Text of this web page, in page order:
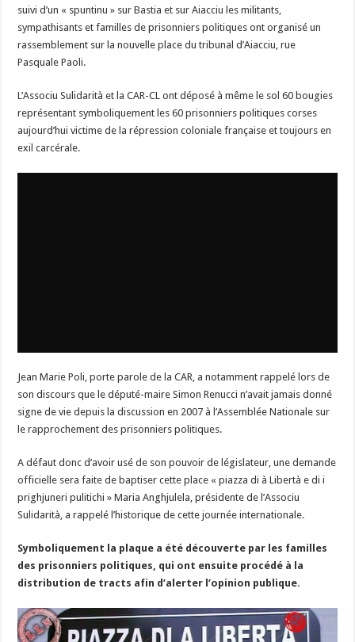
suivi d’un « spuntinu » sur Bastia et sur Aiacciu les militants,
sympathisants et familles de prisonniers politiques ont organisé un
rassemblement sur la nouvelle place du tribunal d’Aiacciu, rue
Pasquale Paoli.
L’Associu Sulidarità et la CAR-CL ont déposé à même le sol 60 bougies
représentant symboliquement les 60 prisonniers politiques corses
aujourd’hui victime de la répression coloniale française et toujours en
exil carcérale.
Jean Marie Poli, porte parole de la CAR, a notamment rappelé lors de
son discours que le député-maire Simon Renucci n’avait jamais donné
signe de vie depuis la discussion en 2007 à l’Assemblée Nationale sur
le rapprochement des prisonniers politiques.
A défaut donc d’avoir usé de son pouvoir de législateur, une demande
officielle sera faite de baptiser cette place « piazza di à Libertà e di i
prighjuneri pulitichi » Maria Anghjulela, présidente de l’Associu
Sulidarità, a rappelé l’historique de cette journée internationale.
Symboliquement la plaque a été découverte par les familles
des prisonniers politiques, qui ont ensuite procédé à la
distribution de tracts afin d’alerter l’opinion publique.